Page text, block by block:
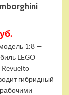
1:8 —
LEGO
Revuelto
гибридный